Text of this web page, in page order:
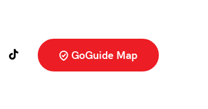
GoGuide Map